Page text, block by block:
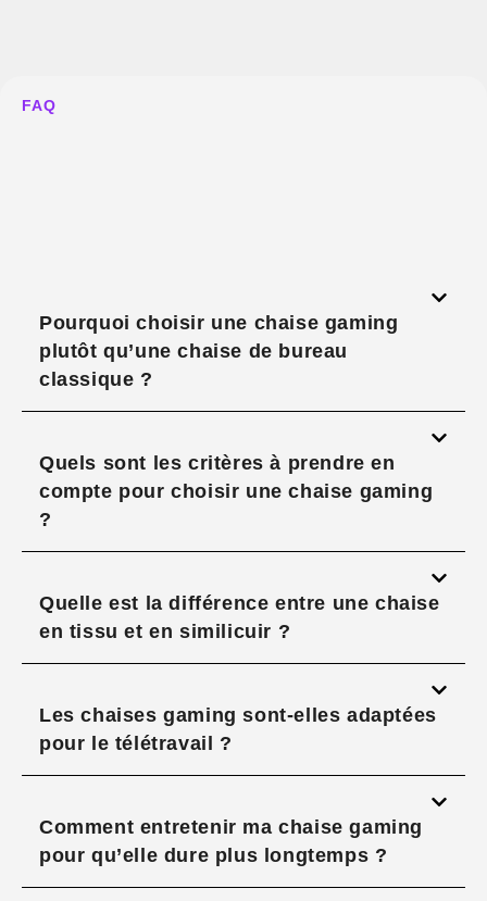
FAQ
Pourquoi choisir une chaise gaming
plutôt qu’une chaise de bureau
classique ?
Quels sont les critères à prendre en
compte pour choisir une chaise gaming
?
Quelle est la différence entre une chaise
en tissu et en similicuir ?
Les chaises gaming sont-elles adaptées
pour le télétravail ?
Comment entretenir ma chaise gaming
pour qu’elle dure plus longtemps ?